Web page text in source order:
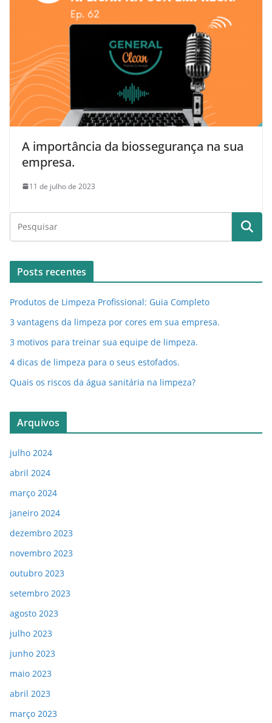
A importância da biossegurança na sua
empresa.
11 de julho de 2023
Posts recentes
Produtos de Limpeza Profissional: Guia Completo
3 vantagens da limpeza por cores em sua empresa.
3 motivos para treinar sua equipe de limpeza.
4 dicas de limpeza para o seus estofados.
Quais os riscos da água sanitária na limpeza?
Arquivos
julho 2024
abril 2024
março 2024
janeiro 2024
dezembro 2023
novembro 2023
outubro 2023
setembro 2023
agosto 2023
julho 2023
junho 2023
maio 2023
abril 2023
março 2023